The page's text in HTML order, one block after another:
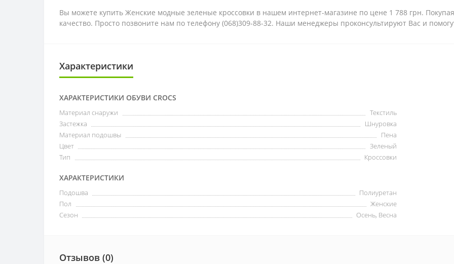
Вы можете купить Женские модные зеленые кроссовки в нашем интернет-магазине по цене 1 788 грн.
качество. Просто позвоните нам по телефону (068)309-88-32. Наши менеджеры проконсультируют Вас и
Характеристики
ХАРАКТЕРИСТИКИ ОБУВИ CROCS
Материал снаружи
Текстиль
Застежка
Шнуровка
Материал подошвы
Пена
Цвет
Зеленый
Тип
Кроссовки
ХАРАКТЕРИСТИКИ
Подошва
Полиуретан
Пол
Женские
Сезон
Осень, Весна
Отзывов (0)